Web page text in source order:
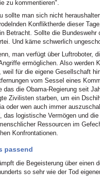
zu kommentieren".
sollte man sich nicht
Konfliktherde dieser
Betracht. Sollte die Bundeswehr
Und käme schwerlich
man verfügt über Luftroboter,
ermöglichen. Also werden
weil für die eigene Gesellschaft
vom Sessel eines
das die Obama-Regierung seit
Zivilisten starben, um ein
oder wen auch immer
das logistische Vermögen und
Ressourcen im
Konfrontationen.
passend
die Begeisterung über einen
so sehr wie der Tod